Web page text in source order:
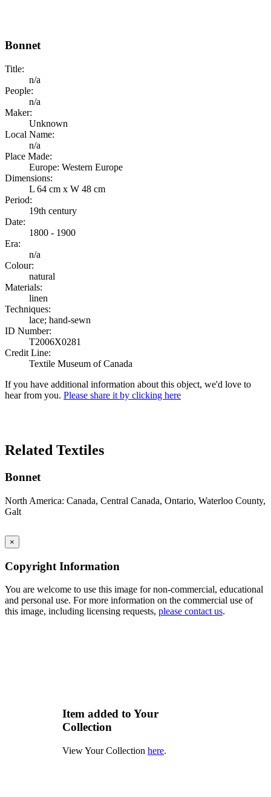
Bonnet
Title:
n/a
People:
n/a
Maker:
Unknown
Local Name:
n/a
Place Made:
Europe: Western Europe
Dimensions:
L 64 cm x W 48 cm
Period:
19th century
Date:
1800 - 1900
Era:
n/a
Colour:
natural
Materials:
linen
Techniques:
lace; hand-sewn
ID Number:
T2006X0281
Credit Line:
Textile Museum of Canada
If you have additional information about this object, we'd love to
hear from you. Please share it by clicking here
Related Textiles
Bonnet
North America: Canada, Central Canada, Ontario, Waterloo County,
Galt
×
Copyright Information
You are welcome to use this image for non-commercial, educational
and personal use. For more information on the commercial use of
this image, including licensing requests, please contact us.
Item added to Your
Collection
View Your Collection here.